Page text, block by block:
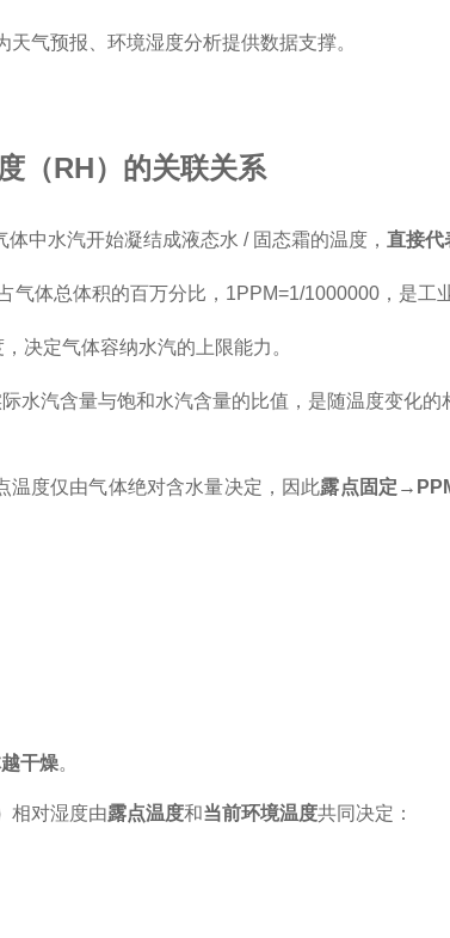
天气预报、环境湿度分析提供数据支撑。
（RH）的关联关系
体中水汽开始凝结成液态水 / 固态霜的温度，直接代
气体总体积的百万分比，1PPM=1/1000000，是工
决定气体容纳水汽的上限能力。
水汽含量与饱和水汽含量的比值，是随温度变化的
温度仅由气体绝对含水量决定，因此露点固定
干燥。
相对湿度由露点温度和当前环境温度共同决定：